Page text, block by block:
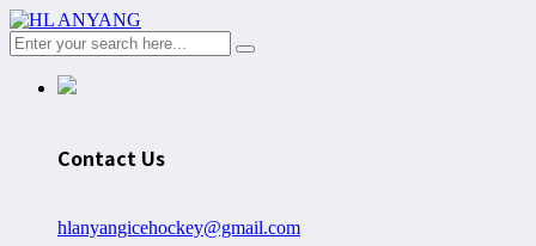
Contact Us
hlanyangicehockey@gmail.com